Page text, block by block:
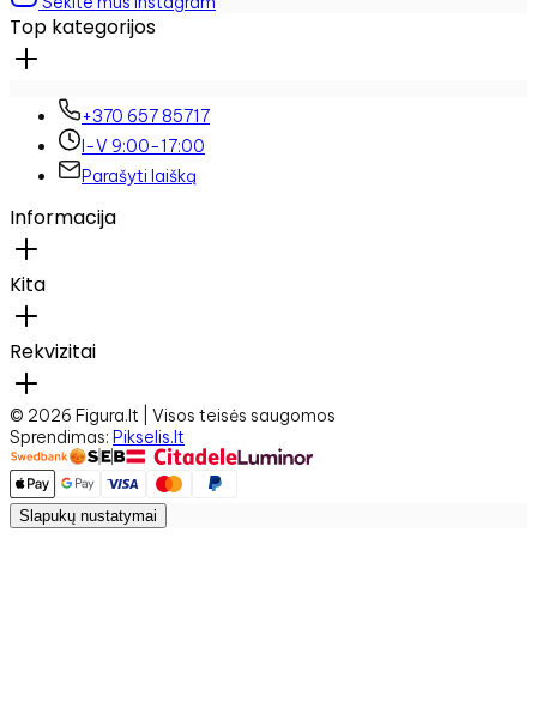
Top kategorijos
+370 657 85717
I-V 9:00-17:00
Parašyti laišką
Informacija
Kita
Rekvizitai
© 2026 Figura.lt | Visos teisės saugomos
Sprendimas: Pikselis.lt
Slapukų nustatymai